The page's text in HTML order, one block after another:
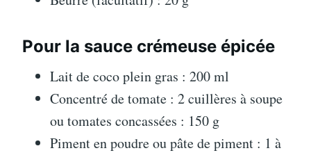
Pour la sauce crémeuse épicée
Lait de coco plein gras : 200 ml
Concentré de tomate : 2 cuillères à soupe
ou tomates concassées : 150 g
Piment en poudre ou pâte de piment : 1 à